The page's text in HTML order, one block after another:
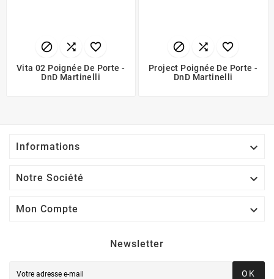
  
Vita 02 Poignée De Porte -
DnD Martinelli
  
Project Poignée De Porte -
DnD Martinelli
Informations 
Notre Société 
Mon Compte 
Newsletter
OK